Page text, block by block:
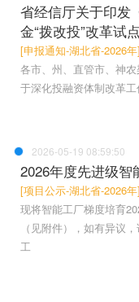
省经信厅关于印发
金“拨改投”改革试
[申报通知-湖北省-2026年]
各市、州、直管市、神
于深化投融资体制改革
2026-05-19 08:59:50
2026年度先进级
[项目公示-湖北省-2026年]
现将智能工厂梯度培育
（见附件），如有异议
工